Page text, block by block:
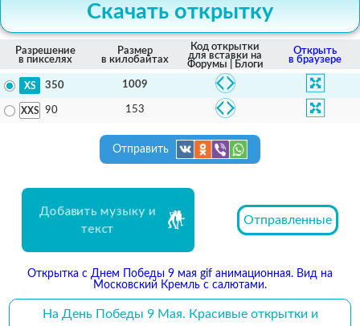
Скачать открытку
Разрешение
в пикселях
Размер
в килобайтах
Код открытки
для вставки на
Форумы | Блоги
Открыть
в браузере
350 1009
90 153
Отправить
Добавить музыку и
текст
Отправленные
Открытка с Днем Победы 9 мая gif анимационная. Вид на
Московский Кремль с салютами.
На День Победы 9 Мая. Красивые открытки и